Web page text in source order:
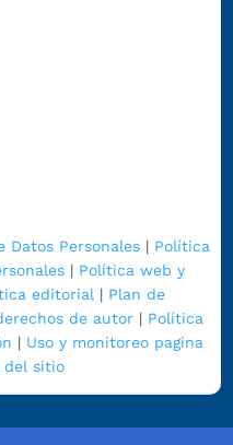
Datos Personales| Política
| Política web y
editorial | Plan de
de autor| Política
| Uso y monitoreo pagina
del sitio